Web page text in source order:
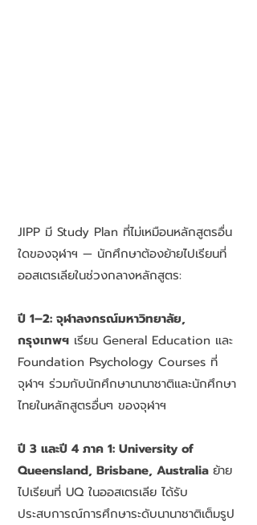
JIPP มี Study Plan ที่ไม่เหมือนหลักสูตรอื่น
ใดของจุฬาฯ — นักศึกษาต้องย้ายไปเรียนที่
ออสเตรเลียในช่วงกลางหลักสูตร:
ปี 1–2: จุฬาลงกรณ์มหาวิทยาลัย,
กรุงเทพฯ เรียน General Education และ
Foundation Psychology Courses ที่
จุฬาฯ ร่วมกับนักศึกษานานาชาติและนักศึกษา
ไทยในหลักสูตรอื่นๆ ของจุฬาฯ
ปี 3 และปี 4 ภาค 1: University of
Queensland, Brisbane, Australia ย้าย
ไปเรียนที่ UQ ในออสเตรเลีย ได้รับ
ประสบการณ์การศึกษาระดับนานาชาติเต็มรูป